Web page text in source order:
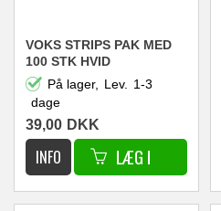
VOKS STRIPS PAK MED
100 STK HVID
På lager, Lev. 1-3
dage
39,00 DKK